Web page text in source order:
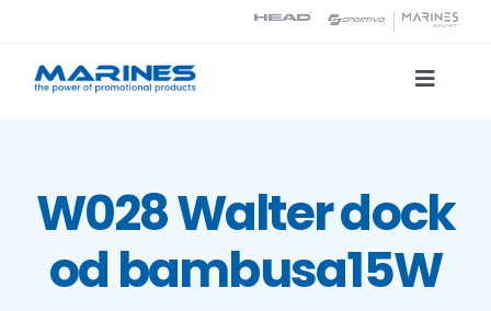
content
Toggle
Tehnologije tiska
O nama
W028 Walter dock
od bambusa15W